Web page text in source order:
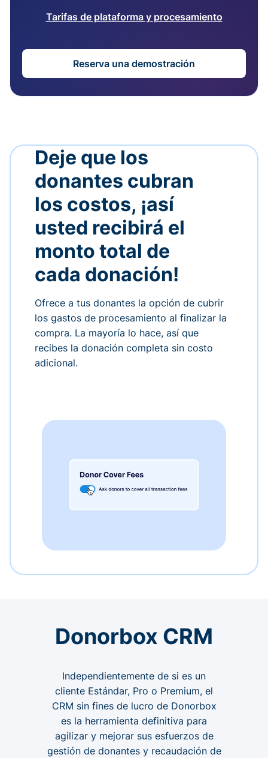
Tarifas de plataforma y procesamiento
Reserva una demostración
Deje que los
donantes cubran
los costos, ¡así
usted recibirá el
monto total de
cada donación!
Ofrece a tus donantes la opción de cubrir
los gastos de procesamiento al finalizar la
compra. La mayoría lo hace, así que
recibes la donación completa sin costo
adicional.
Donorbox CRM
Independientemente de si es un
cliente Estándar, Pro o Premium, el
CRM sin fines de lucro de Donorbox
es la herramienta definitiva para
agilizar y mejorar sus esfuerzos de
gestión de donantes y recaudación de